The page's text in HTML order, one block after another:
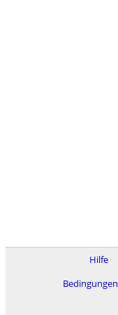
Hilfe
Bedingungen